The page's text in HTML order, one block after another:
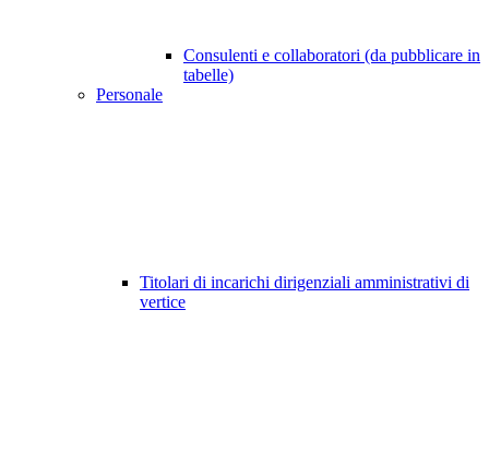
Consulenti e collaboratori (da pubblicare in
tabelle)
Personale
Titolari di incarichi dirigenziali amministrativi di
vertice